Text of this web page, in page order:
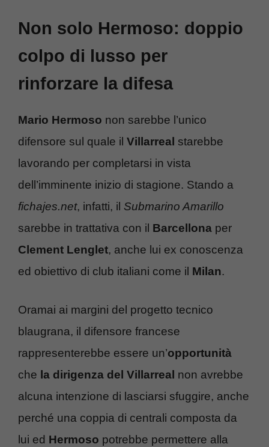
Non solo Hermoso: doppio
colpo di lusso per
rinforzare la difesa
Mario Hermoso non sarebbe l’unico
difensore sul quale il Villarreal starebbe
lavorando per completarsi in vista
dell’imminente inizio di stagione. Stando a
fichajes.net, infatti, il Submarino Amarillo
sarebbe in trattativa con il Barcellona per
Clement Lenglet, anche lui ex conoscenza
ed obiettivo di club italiani come il Milan.
Oramai ai margini del progetto tecnico
blaugrana, il difensore francese
rappresenterebbe essere un’opportunità
che la dirigenza del Villarreal non avrebbe
alcuna intenzione di lasciarsi sfuggire, anche
perché una coppia di centrali composta da
lui ed Hermoso potrebbe permettere alla